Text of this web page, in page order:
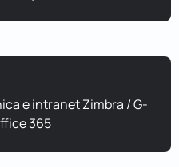
e intranet Zimbra / G-
365